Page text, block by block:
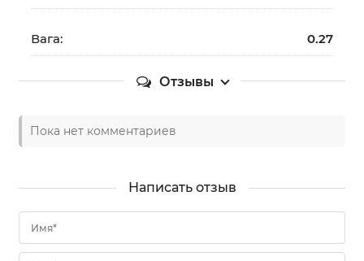
Вага: 0.27
Отзывы
Пока нет комментариев
Написать отзыв
Имя*